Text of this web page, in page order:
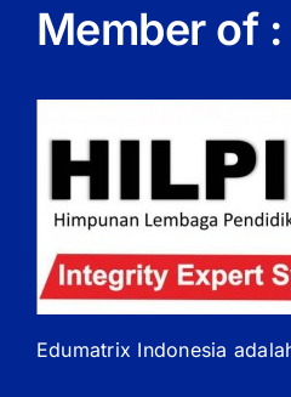
Member of :
Edumatrix Indonesia